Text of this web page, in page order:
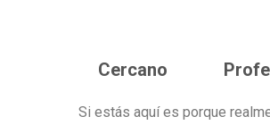
Cercano
Si estás aquí es porque